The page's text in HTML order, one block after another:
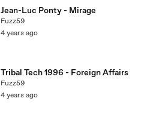
Jean-Luc Ponty - Mirage
Fuzz59
4 years ago
Tribal Tech 1996 - Foreign Affairs
Fuzz59
4 years ago